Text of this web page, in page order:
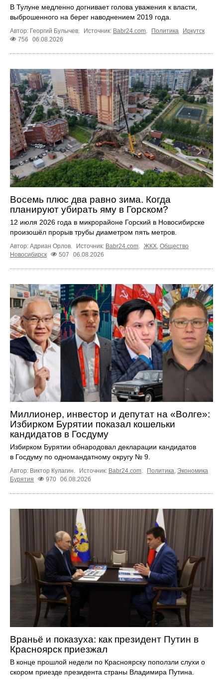
В Тулуне медленно догнивает голова уважения к власти,
выброшенного на берег наводнением 2019 года.
Автор: Георгий Булычев. Источник: Babr24.com. Политика
Иркутск
756
06.08.2026
Восемь плюс два равно зима. Когда
планируют убирать яму в Горском?
12 июля 2026 года в микрорайоне Горский в Новосибирске
произошёл прорыв трубы диаметром пять метров.
Автор: Адриан Орлов. Источник: Babr24.com ЖКХ Общество
Новосибирск
507 06.08.2026
Миллионер, инвестор и депутат на «Волге»:
Избирком Бурятии показал кошельки
кандидатов в Госдуму
Избирком Бурятии обнародовал декларации кандидатов
в Госдуму по одномандатному округу № 9.
Автор: Виктор Кулагин. Источник: Babr24.com. Политика, Экономика
Бурятия
970 06.08.2026
Враньё и показуха: как президент Путин в
Красноярск приезжал
В конце прошлой недели по Красноярску поползли слухи о
скором приезде президента страны Владимира Путина.